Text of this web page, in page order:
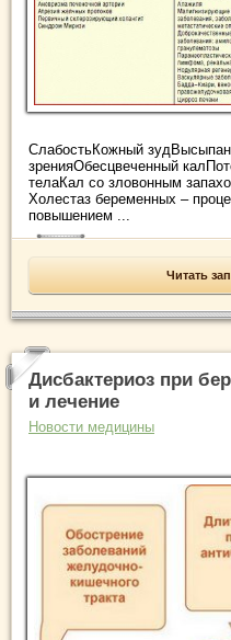
СлабостьКожный
зренияОбесцвеченный
телаКал со зловонным
Холестаз беременных –
повышением ...
Читать
Дисбактериоз при
и лечение
Новости медицины